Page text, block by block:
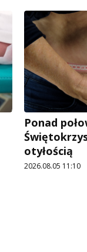
Ponad
otyłością
2026.08.05 11:10